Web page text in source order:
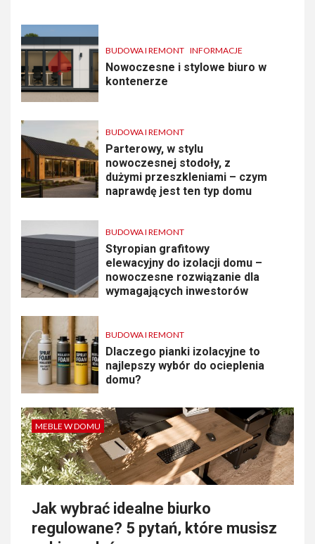
BUDOWA I REMONT INFORMACJE
Nowoczesne i stylowe biuro w
kontenerze
BUDOWA I REMONT
Parterowy, w stylu
nowoczesnej stodoły, z
dużymi przeszkleniami – czym
naprawdę jest ten typ domu
BUDOWA I REMONT
Styropian grafitowy
elewacyjny do izolacji domu –
nowoczesne rozwiązanie dla
wymagających inwestorów
BUDOWA I REMONT
Dlaczego pianki izolacyjne to
najlepszy wybór do ocieplenia
domu?
MEBLE W DOMU
Jak wybrać idealne biurko
regulowane? 5 pytań, które musisz